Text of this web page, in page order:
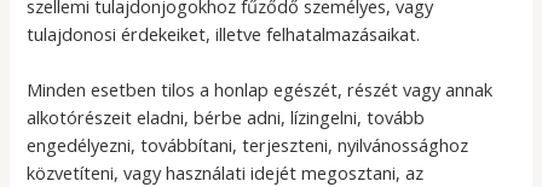
szellemi tulajdonjogokhoz fűződő személyes, vagy
tulajdonosi érdekeiket, illetve felhatalmazásaikat.
Minden esetben tilos a honlap egészét, részét vagy annak
alkotórészeit eladni, bérbe adni, lízingelni, tovább
engedélyezni, továbbítani, terjeszteni, nyilvánossághoz
közvetíteni, vagy használati idejét megosztani, az